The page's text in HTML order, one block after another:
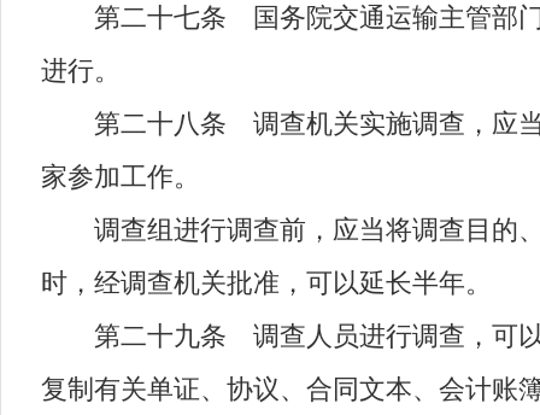
第二十七条 国务院交通运输主管部门
进行。
第二十八条 调查机关实施调查，应当
家参加工作。
调查组进行调查前，应当将调查目的、
时，经调查机关批准，可以延长半年。
第二十九条 调查人员进行调查，可以
复制有关单证、协议、合同文本、会计账